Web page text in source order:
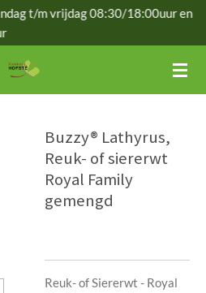
t/m vrijdag 08:30/18:00uur en
Buzzy® Lathyrus,
Reuk- of siererwt
Royal Family
gemengd
Reuk- of Siererwt - Royal